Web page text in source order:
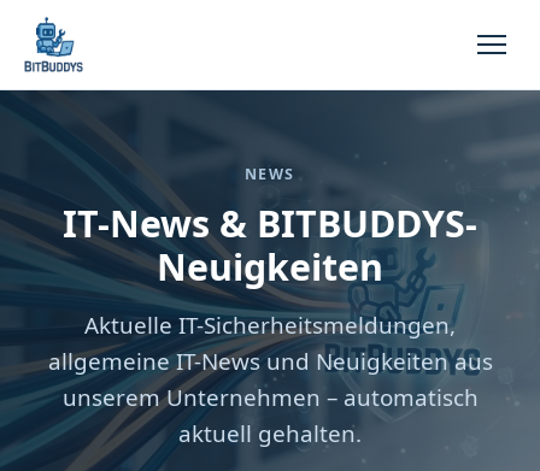
NEWS
IT-News & BITBUDDYS-
Neuigkeiten
Aktuelle IT-Sicherheitsmeldungen,
allgemeine IT-News und Neuigkeiten aus
unserem Unternehmen – automatisch
aktuell gehalten.